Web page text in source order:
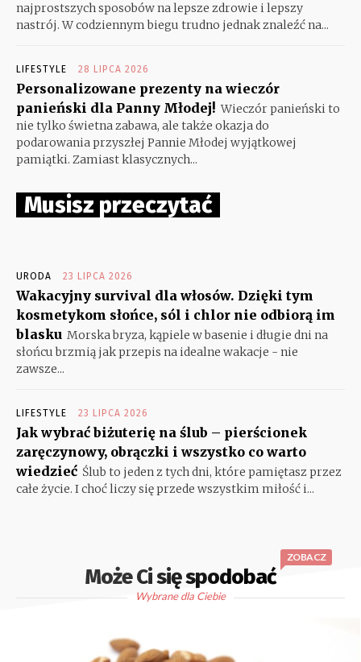
najprostszych sposobów na lepsze zdrowie i lepszy
nastrój. W codziennym biegu trudno jednak znaleźć na...
LIFESTYLE 28 LIPCA 2026
Personalizowane prezenty na wieczór
panieński dla Panny Młodej! Wieczór panieński to
nie tylko świetna zabawa, ale także okazja do
podarowania przyszłej Pannie Młodej wyjątkowej
pamiątki. Zamiast klasycznych...
Musisz przeczytać
URODA 23 LIPCA 2026
Wakacyjny survival dla włosów. Dzięki tym
kosmetykom słońce, sól i chlor nie odbiorą im
blasku Morska bryza, kąpiele w basenie i długie dni na
słońcu brzmią jak przepis na idealne wakacje - nie
zawsze...
LIFESTYLE 23 LIPCA 2026
Jak wybrać biżuterię na ślub – pierścionek
zaręczynowy, obrączki i wszystko co warto
wiedzieć Ślub to jeden z tych dni, które pamiętasz przez
całe życie. I choć liczy się przede wszystkim miłość i...
Może Ci się spodobać
ZOBACZ
Wybrane dla Ciebie